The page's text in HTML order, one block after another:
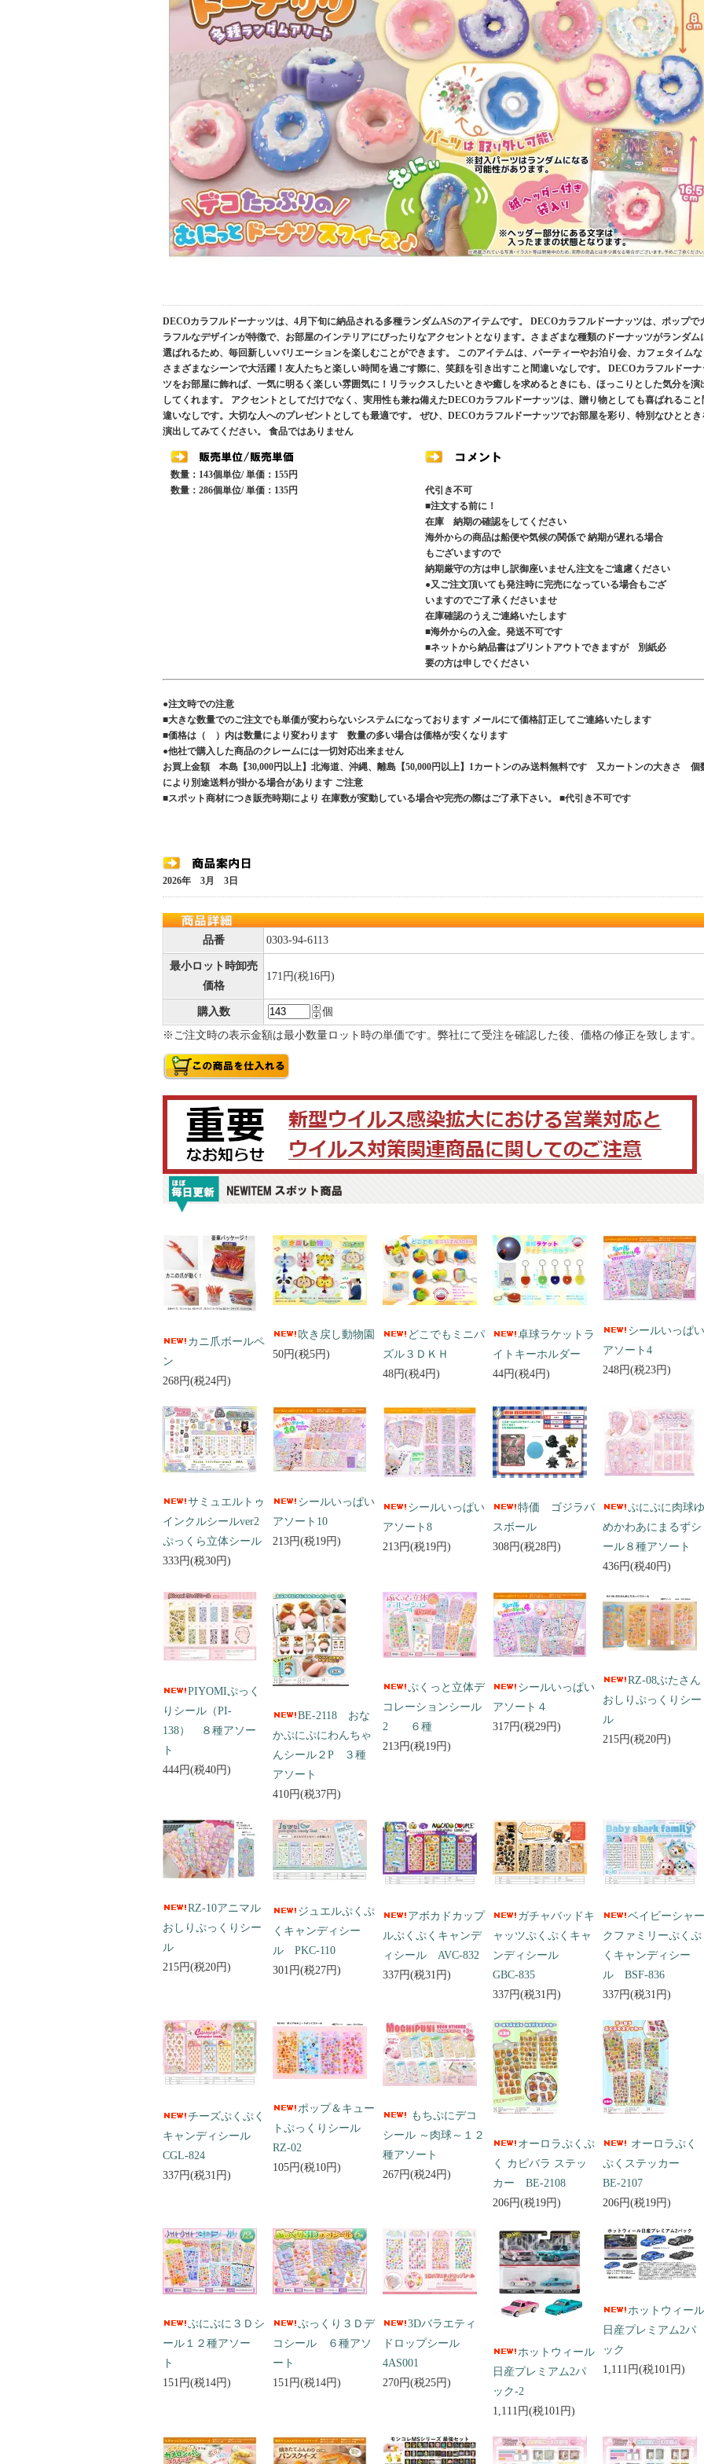
DECOカラフルドーナッツは、4月下旬に納品される多種ランダムASのアイテムです。 DECOカラフルドーナッツは、ポップで
ラフルなデザインが特徴で、お部屋のインテリアにぴったりなアクセントとなります。さまざまな種類のドーナッツがランダム
選ばれるため、毎回新しいバリエーションを楽しむことができます。 このアイテムは、パーティーやお泊り会、カフェタイム
さまざまなシーンで大活躍！友人たちと楽しい時間を過ごす際に、笑顔を引き出すこと間違いなしです。 DECOカラフルドーナ
ツをお部屋に飾れば、一気に明るく楽しい雰囲気に！リラックスしたいときや癒しを求めるときにも、ほっこりとした気分を演
してくれます。 アクセントとしてだけでなく、実用性も兼ね備えたDECOカラフルドーナッツは、贈り物としても喜ばれること
違いなしです。大切な人へのプレゼントとしても最適です。 ぜひ、DECOカラフルドーナッツでお部屋を彩り、特別なひととき
演出してみてください。 食品ではありません
数量：143個単位/ 単価：155円
数量：286個単位/ 単価：135円
代引き不可
■注文する前に！
在庫 納期の確認をしてください
海外からの商品は船便や気候の関係で 納期が遅れる場合
もございますので
納期厳守の方は申し訳御座いません注文をご遠慮ください
●又ご注文頂いても発注時に完売になっている場合もござ
いますのでご了承くださいませ
在庫確認のうえご連絡いたします
■海外からの入金。発送不可です
■ネットから納品書はプリントアウトできますが 別紙必
要の方は申しでください
●注文時での注意
■大きな数量でのご注文でも単価が変わらないシステムになっております メールにて価格訂正してご連絡いたします
■価格は（ ）内は数量により変わります 数量の多い場合は価格が安くなります
●他社で購入した商品のクレームには一切対応出来ません
お買上金額 本島【30,000円以上】北海道、沖縄、離島【50,000円以上】1カートンのみ送料無料です 又カートンの大きさ 個
により別途送料が掛かる場合があります ご注意
■スポット商材につき販売時期により 在庫数が変動している場合や完売の際はご了承下さい。 ■代引き不可です
2026年 3月 3日
品番 0303-94-6113
最小ロット時卸売
価格
171円(税16円)
購入数
個
※ご注文時の表示金額は最小数量ロット時の単価です。弊社にて受注を確認した後、価格の修正を致します。
カニ爪ボールペ
ン
268円(税24円)
吹き戻し動物園
50円(税5円)
どこでもミニパ
ズル３ＤＫＨ
48円(税4円)
卓球ラケットラ
イトキーホルダー
44円(税4円)
シールいっぱい
アソート4
248円(税23円)
サミュエルトゥ
インクルシールver2
ぷっくら立体シール
333円(税30円)
シールいっぱい
アソート10
213円(税19円)
シールいっぱい
アソート8
213円(税19円)
特価 ゴジラバ
スボール
308円(税28円)
ぷにぷに肉球ゆ
めかわあにまるずシ
ール８種アソート
436円(税40円)
PIYOMIぷっく
りシール（PI-
138） ８種アソー
ト
444円(税40円)
BE-2118 おな
かぷにぷにわんちゃ
んシール２P ３種
アソート
410円(税37円)
ぷくっと立体デ
コレーションシール
2 ６種
213円(税19円)
シールいっぱい
アソート４
317円(税29円)
RZ-08ぶたさん
おしりぷっくりシー
ル
215円(税20円)
RZ-10アニマル
おしりぷっくりシー
ル
215円(税20円)
ジュエルぷくぷ
くキャンディシー
ル PKC-110
301円(税27円)
アボカドカップ
ルぷくぷくキャンデ
ィシール AVC-832
337円(税31円)
ガチャバッドキ
ャッツぷくぷくキャ
ンディシール
GBC-835
337円(税31円)
ベイビーシャー
クファミリーぷくぷ
くキャンディシー
ル BSF-836
337円(税31円)
チーズぷくぷく
キャンディシール
CGL-824
337円(税31円)
ポップ＆キュー
トぷっくりシール
RZ-02
105円(税10円)
もちぷにデコ
シール ～肉球～１２
種アソート
267円(税24円)
オーロラぷくぷ
く カピバラ ステッ
カー BE-2108
206円(税19円)
オーロラぷく
ぷくステッカー
BE-2107
206円(税19円)
ぷにぷに３Ｄシ
ール１２種アソー
ト
151円(税14円)
ぷっくり３Ｄデ
コシール ６種アソ
ート
151円(税14円)
3Dバラエティ
ドロップシール
4AS001
270円(税25円)
ホットウィール
日産プレミアム2パ
ック-2
1,111円(税101円)
ホットウィール
日産プレミアム2パ
ック
1,111円(税101円)